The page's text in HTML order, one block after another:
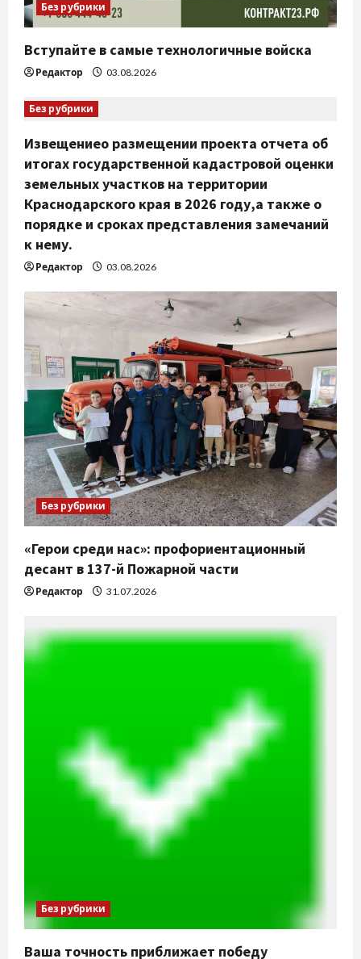
Без рубрики
Вступайте в самые технологичные войска
Редактор 03.08.2026
Без рубрики
Извещениео размещении проекта отчета об
итогах государственной кадастровой оценки
земельных участков на территории
Краснодарского края в 2026 году,а также о
порядке и сроках представления замечаний
к нему.
Редактор 03.08.2026
Без рубрики
«Герои среди нас»: профориентационный
десант в 137-й Пожарной части
Редактор 31.07.2026
Без рубрики
Ваша точность приближает победу